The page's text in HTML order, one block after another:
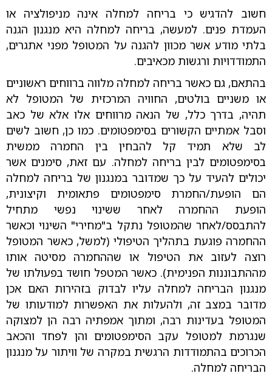
חשוב להדגיש כי בריחה למחלה אינה מניפולציה או
העמדת פנים. למעשה, בריחה למחלה היא מנגנון הגנה
בלתי מודע אשר מכוון להגנה על המטופל מפני אתגרים,
התמודדויות ורגשות מכאיבים.
בהתאם, גם כאשר בריחה למחלה מלווה ברווחים ראשוניים
או משניים בולטים, החוויה המרכזית של המטופל לא
תהיה, בדרך כלל, של הנאה מרווחים אלו אלא של כאב
וסבל אמתיים הקשורים בסימפטומים. כמו כן, חשוב לשים
לב שלא תמיד קל להבחין בין החמרה ממשית
בסימפטומים לבין בריחה למחלה. עם זאת, סימנים אשר
יכולים להעיד על כך שמדובר במנגנון של בריחה למחלה
הם הופעת/החמרת סימפטומים פתאומית וקיצונית,
הופעת ההחמרה לאחר ששינוי נפשי מתחיל
להתבסס/לאחר שהמטופל נתקל ב"מחירי" השינוי וכאשר
ההחמרה פוגעת בתהליך הטיפולי (למשל, כאשר המטופל
רוצה לעזוב את הטיפול או שההחמרה מסיטה אותו
מההתבוננות הפנימית). כאשר המטפל חושד בפעולתו של
מנגנון הבריחה למחלה עליו לבדוק בזהירות האם אכן
מדובר במצב זה, ולהעלות את האפשרות למודעותו של
המטופל בעדינות רבה, ומתוך אמפתיה רבה הן למצוקה
שנגרמת למטופל עקב הסימפטומים והן לפחד והכאב
הכרוכים בהתמודדות הרגשית במקרה של וויתור על מנגנון
הבריחה למחלה.